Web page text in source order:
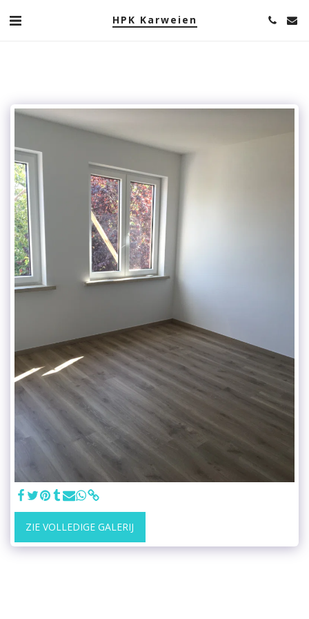
HPK Karweien
ZIE VOLLEDIGE GALERIJ